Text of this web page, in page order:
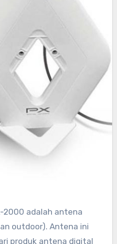
2000 adalah antena
outdoor). Antena ini
produk antena digital